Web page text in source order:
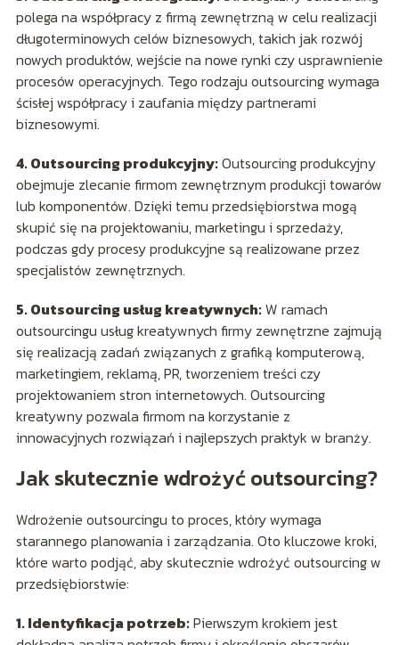
polega na współpracy z firmą zewnętrzną w celu realizacji
długoterminowych celów biznesowych, takich jak rozwój
nowych produktów, wejście na nowe rynki czy usprawnienie
procesów operacyjnych. Tego rodzaju outsourcing wymaga
ścisłej współpracy i zaufania między partnerami
biznesowymi.
4. Outsourcing produkcyjny:Outsourcing produkcyjny
obejmuje zlecanie firmom zewnętrznym produkcji towarów
lub komponentów. Dzięki temu przedsiębiorstwa mogą
skupić się na projektowaniu, marketingu i sprzedaży,
podczas gdy procesy produkcyjne są realizowane przez
specjalistów zewnętrznych.
5. Outsourcing usług kreatywnych:W ramach
outsourcingu usług kreatywnych firmy zewnętrzne zajmują
się realizacją zadań związanych z grafiką komputerową,
marketingiem, reklamą, PR, tworzeniem treści czy
projektowaniem stron internetowych. Outsourcing
kreatywny pozwala firmom na korzystanie z
innowacyjnych rozwiązań i najlepszych praktyk w branży.
Jak skutecznie wdrożyć outsourcing?
Wdrożenie outsourcingu to proces, który wymaga
starannego planowania i zarządzania. Oto kluczowe kroki,
które warto podjąć, aby skutecznie wdrożyć outsourcing w
przedsiębiorstwie:
1. Identyfikacja potrzeb:Pierwszym krokiem jest